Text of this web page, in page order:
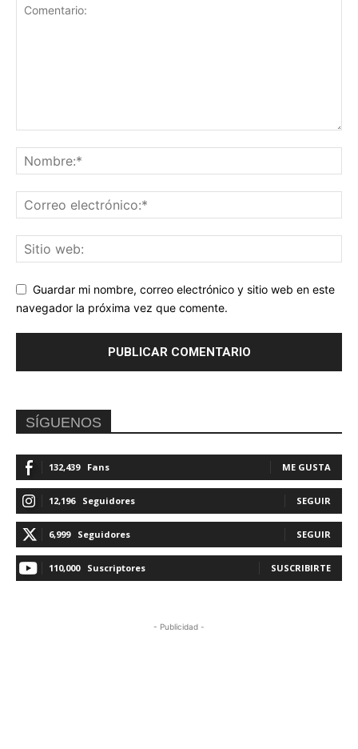
Guardar mi nombre, correo electrónico y sitio web en este
navegador la próxima vez que comente.
SÍGUENOS
132,439 Fans ME GUSTA
12,196 Seguidores SEGUIR
6,999 Seguidores SEGUIR
110,000 Suscriptores SUSCRIBIRTE
- Publicidad -